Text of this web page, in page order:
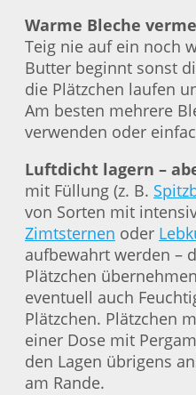
Warme Bleche
Teig nie auf ein noch
Butter beginnt sonst
die Plätzchen laufen
Am besten mehrere
verwenden oder
Luftdicht lagern –
mit Füllung (z. B.
von Sorten mit
Zimtsternen oder
aufbewahrt werden –
Plätzchen
eventuell auch
Plätzchen. Plätzchen
einer Dose mit
den Lagen übrigens
am Rande.